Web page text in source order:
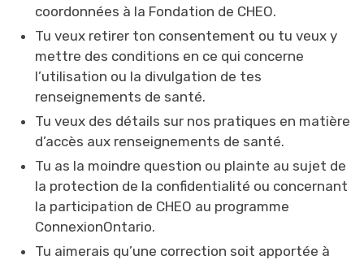
coordonnées à la Fondation de CHEO.
Tu veux retirer ton consentement ou tu veux y
mettre des conditions en ce qui concerne
l’utilisation ou la divulgation de tes
renseignements de santé.
Tu veux des détails sur nos pratiques en matière
d’accès aux renseignements de santé.
Tu as la moindre question ou plainte au sujet de
la protection de la confidentialité ou concernant
la participation de CHEO au programme
ConnexionOntario.
Tu aimerais qu’une correction soit apportée à